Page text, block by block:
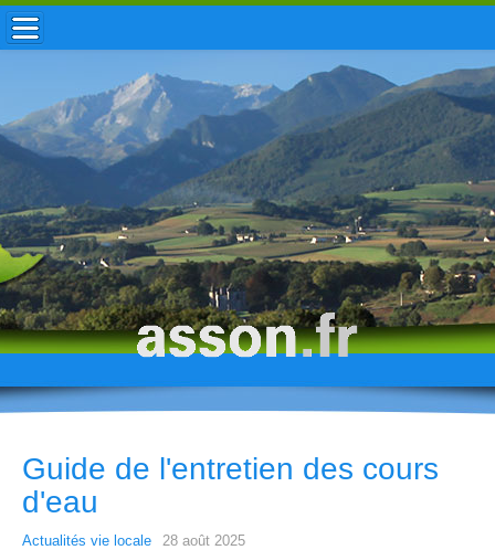
ACCUEIL / INFOS
MUNICIPALITÉ
VIE LOCALE
ENFANCE
TOURISME
HISTOIRE
Guide de l'entretien des cours
d'eau
Actualités vie locale 28 août 2025